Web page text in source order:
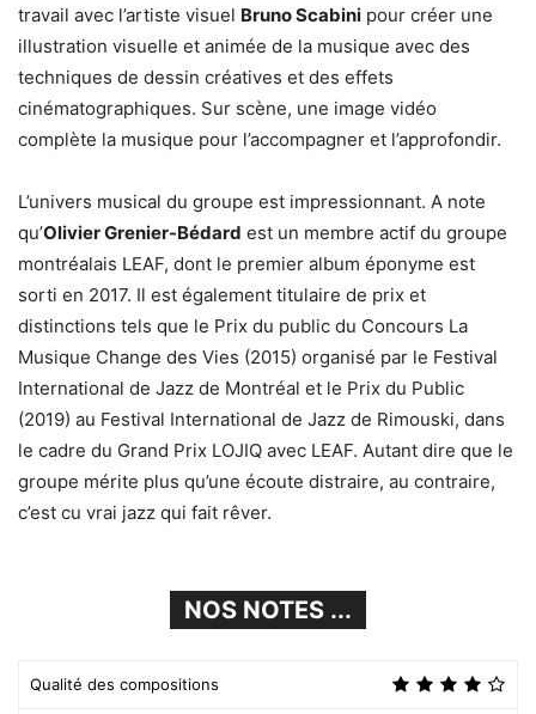
travail avec l’artiste visuel Bruno Scabini pour créer une
illustration visuelle et animée de la musique avec des
techniques de dessin créatives et des effets
cinématographiques. Sur scène, une image vidéo
complète la musique pour l’accompagner et l’approfondir.
L’univers musical du groupe est impressionnant. A note
qu’Olivier Grenier-Bédard est un membre actif du groupe
montréalais LEAF, dont le premier album éponyme est
sorti en 2017. Il est également titulaire de prix et
distinctions tels que le Prix du public du Concours La
Musique Change des Vies (2015) organisé par le Festival
International de Jazz de Montréal et le Prix du Public
(2019) au Festival International de Jazz de Rimouski, dans
le cadre du Grand Prix LOJIQ avec LEAF. Autant dire que le
groupe mérite plus qu’une écoute distraire, au contraire,
c’est cu vrai jazz qui fait rêver.
NOS NOTES ...
Qualité des compositions